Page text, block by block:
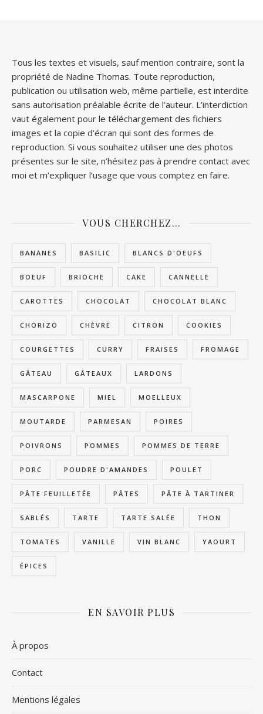
Tous les textes et visuels, sauf mention contraire, sont la
propriété de Nadine Thomas. Toute reproduction,
publication ou utilisation web, même partielle, est interdite
sans autorisation préalable écrite de l’auteur. L’interdiction
vaut également pour le téléchargement des fichiers
images et la copie d’écran qui sont des formes de
reproduction. Si vous souhaitez utiliser une des photos
présentes sur le site, n’hésitez pas à prendre contact avec
moi et m’expliquer l’usage que vous comptez en faire.
VOUS CHERCHEZ…
BANANES BASILIC BLANCS D'OEUFS
BOEUF BRIOCHE CAKE CANNELLE
CAROTTES CHOCOLAT CHOCOLAT BLANC
CHORIZO CHÈVRE CITRON COOKIES
COURGETTES CURRY FRAISES FROMAGE
GÂTEAU GÂTEAUX LARDONS
MASCARPONE MIEL MOELLEUX
MOUTARDE PARMESAN POIRES
POIVRONS POMMES POMMES DE TERRE
PORC POUDRE D'AMANDES POULET
PÂTE FEUILLETÉE PÂTES PÂTE À TARTINER
SABLÉS TARTE TARTE SALÉE THON
TOMATES VANILLE VIN BLANC YAOURT
ÉPICES
EN SAVOIR PLUS
À propos
Contact
Mentions légales